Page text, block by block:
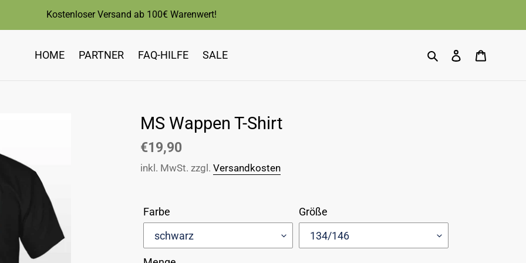
Kostenloser Versand ab 100€ Warenwert!
HOME PARTNER FAQ-HILFE SALE SuchenEinloggen
MS Wappen T-Shirt
Normaler
Preis
€19,90
inkl. MwSt. zzgl. Versandkosten
Farbe Größe